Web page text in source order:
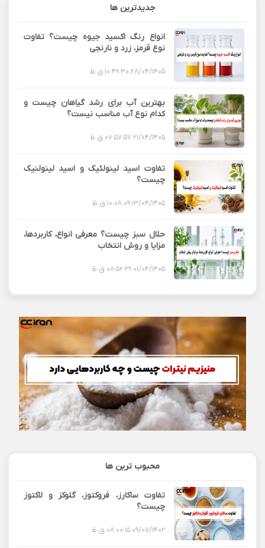
جدیدترین ها
انواع رنگ اکسید جیوه چیست؟ تفاوت
نوع قرمز، زرد و نارنجی
28/04/1405 10:49:30 ق.ظ
بهترین آب برای رشد گیاهان چیست و
کدام نوع آب مناسب نیست؟
21/04/1405 07:57:57 ق.ظ
تفاوت اسید لینولئیک و اسید لینولنیک
چیست؟
13/04/1405 10:08:09 ق.ظ
حلال سبز چیست؟ معرفی انواع، کاربردها،
مزایا و روش انتخاب
01/04/1405 08:52:29 ق.ظ
محبوب ترین ها
تفاوت ساکارز، فروکتوز، گلوکز و لاکتوز
چیست؟
09/07/1402 08:00:15 ق.ظ